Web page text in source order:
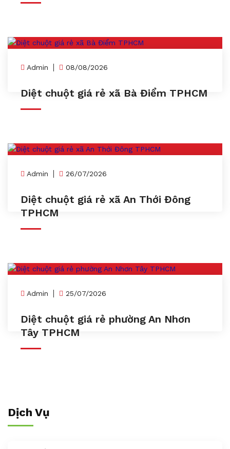
Admin 08/08/2026
Diệt chuột giá rẻ xã Bà Điểm TPHCM
Admin 26/07/2026
Diệt chuột giá rẻ xã An Thới Đông
TPHCM
Admin 25/07/2026
Diệt chuột giá rẻ phường An Nhơn
Tây TPHCM
Dịch Vụ